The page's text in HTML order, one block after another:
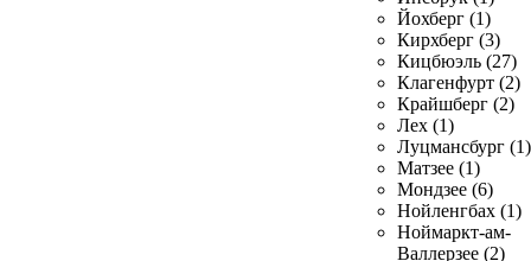
Йохберг (1)
Кирхберг (3)
Кицбюэль (27)
Клагенфурт (2)
Крайшберг (2)
Лех (1)
Луцмансбург (1)
Матзее (1)
Мондзее (6)
Нойленгбах (1)
Ноймаркт-ам-
Валлерзее (2)